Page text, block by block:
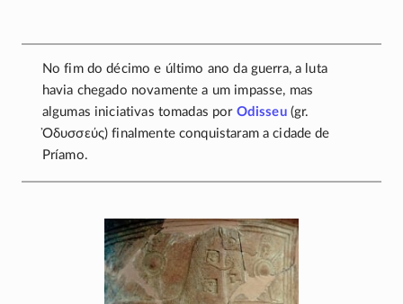
No fim do décimo e último ano da guerra, a luta
havia chegado novamente a um impasse, mas
algumas iniciativas tomadas por Odisseu(gr.
Ὀδυσσεύς) finalmente conquistaram a cidade de
Príamo.